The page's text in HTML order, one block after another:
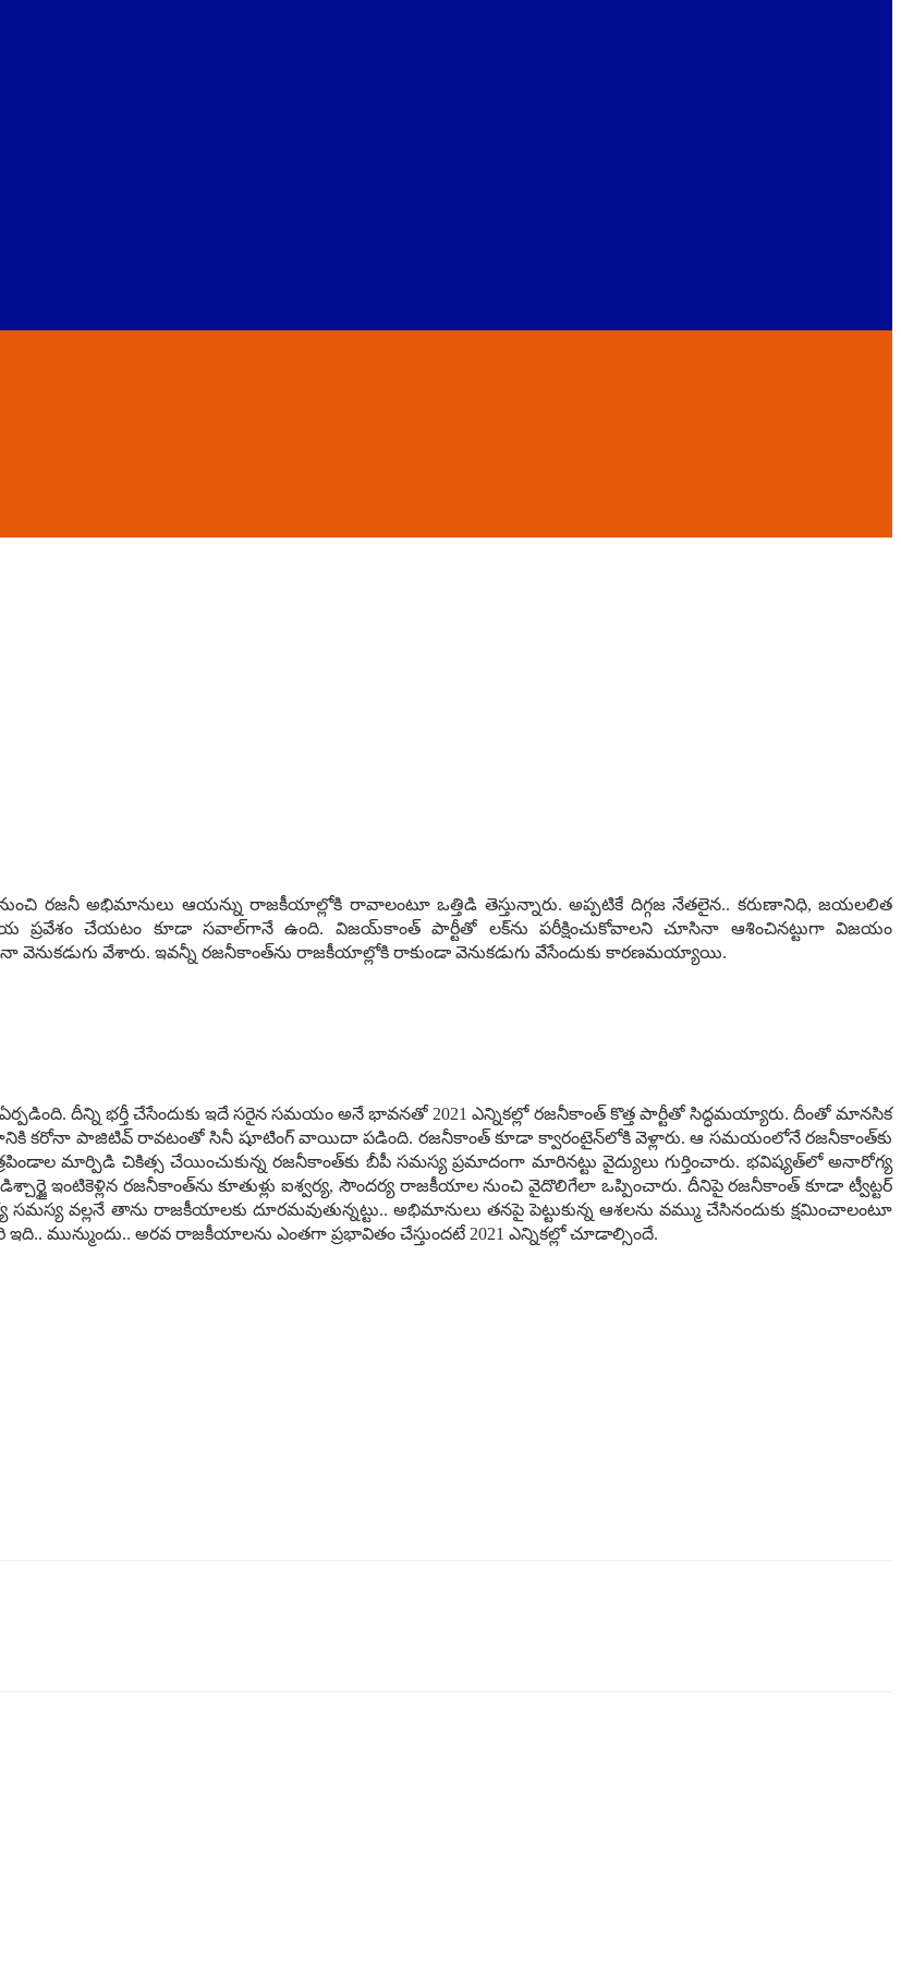
నుంచి ర‌జ‌నీ అభిమానులు ఆయ‌న్ను రాజ‌కీయాల్లోకి రావాలంటూ ఒత్తిడి తెస్తున్నారు. అప్ప‌టికే దిగ్గ‌జ నేత‌లైన‌.. క‌రుణానిధి, జ‌య‌ల‌లిత
ప్ర‌వేశం చేయ‌టం కూడా స‌వాల్‌గానే ఉంది. విజ‌య్‌కాంత్ పార్టీతో ల‌క్‌ను ప‌రీక్షించుకోవాల‌ని చూసినా ఆశించిన‌ట్టుగా విజ‌యం
వేశారు. ఇవ‌న్నీ రజ‌నీకాంత్‌ను రాజ‌కీయాల్లోకి రాకుండా వెనుక‌డుగు వేసేందుకు కార‌ణ‌మ‌య్యాయి.
దీన్ని భ‌ర్తీ చేసేందుకు ఇదే స‌రైన స‌మ‌యం అనే భావ‌న‌తో 2021 ఎన్నిక‌ల్లో ర‌జ‌నీకాంత్ కొత్త పార్టీతో సిద్ధ‌మ‌య్యారు. దీంతో మానసిక
క‌రోనా పాజిటివ్ రావ‌టంతో సినీ షూటింగ్ వాయిదా ప‌డింది. ర‌జ‌నీకాంత్ కూడా క్వారంటైన్‌లోకి వెళ్లారు. ఆ స‌మ‌యంలోనే ర‌జ‌నీకాంత్‌కు
మార్పిడి చికిత్స చేయించుకున్న ర‌జ‌నీకాంత్‌కు బీపీ స‌మ‌స్య ప్ర‌మాదంగా మారిన‌ట్టు వైద్యులు గుర్తించారు. భ‌విష్య‌త్‌లో అనారోగ్య
ఇంటికెళ్లిన ర‌జ‌నీకాంత్‌ను కూతుళ్లు ఐశ్వ‌ర్య‌, సౌంద‌ర్య రాజ‌కీయాల నుంచి వైదొలిగేలా ఒప్పించారు. దీనిపై ర‌జ‌నీకాంత్ కూడా ట్వీట్ట‌ర్
వ‌ల్ల‌నే తాను రాజ‌కీయాల‌కు దూర‌మ‌వుతున్న‌ట్టు.. అభిమానులు త‌న‌పై పెట్టుకున్న ఆశ‌ల‌ను వ‌మ్ము చేసినందుకు క్ష‌మించాలంటూ
మున్ముందు.. అర‌వ రాజ‌కీయాల‌ను ఎంత‌గా ప్ర‌భావితం చేస్తుంద‌టే 2021 ఎన్నిక‌ల్లో చూడాల్సిందే.